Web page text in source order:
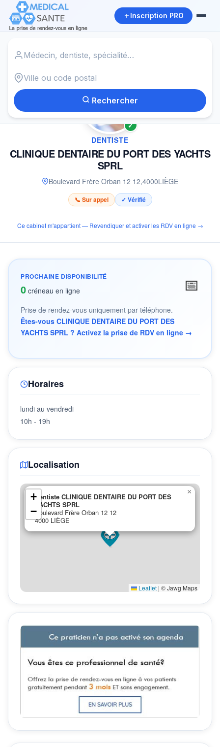
Inscription PRO
Rechercher
CLINIQUE DENTAIRE DU PORT DES YACHTS SPRL
✓
DENTISTE
CLINIQUE DENTAIRE DU PORT DES YACHTS
SPRL
Boulevard Frère Orban 12 12,4000LIÈGE
📞 Sur appel ✓ Vérifié
Ce cabinet m'appartient — Revendiquer et activer les RDV en ligne →
PROCHAINE DISPONIBILITÉ
0 créneau en ligne 📅
Prise de rendez-vous uniquement par téléphone.
Êtes-vous CLINIQUE DENTAIRE DU PORT DES
YACHTS SPRL ? Activez la prise de RDV en ligne →
Horaires
lundi au vendredi
10h - 19h
Localisation
Dentiste CLINIQUE DENTAIRE DU PORT DES
YACHTS SPRL
Boulevard Frère Orban 12 12
4000 LIÈGE
×
+
−
Leaflet | © Jawg Maps